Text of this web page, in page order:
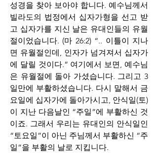
성경을 찾아 보아야 합니다. 예수님께서
빌라도의 법정에서 십자가형을 선고 받
고 십자가를 지신 날은 유대인들의 유월
절이었습니다. (마 26:2) “.. 이틀이 지나
면 유월절인데, 인자가 넘겨져서 십자가
에 달릴 것이다.” 여기에서 보면, 예수님
은 유월절에 돌아 가셨습니다. 그리고 3
일만에 부활하셨습니다. 다시 말해서 금
요일에 십자가에 돌아가시고, 안식일(토)
이 지난 다음날인 “주일”에 부활하신 것
이죠. 그래서 우리는 유대인의 안식일인
“토요일”이 아닌 주님께서 부활하신 “주
일”을 부활의 날로 지킵니다.